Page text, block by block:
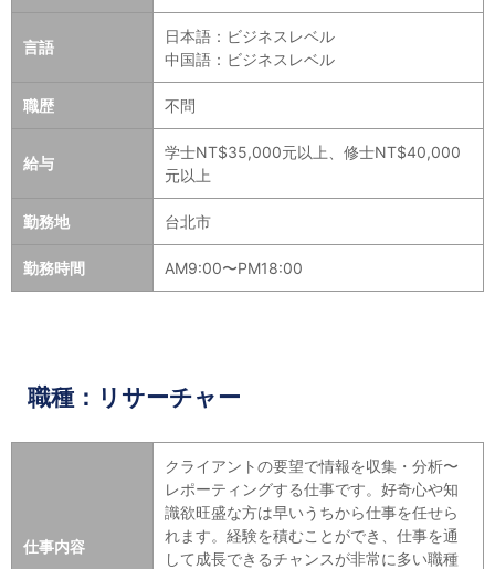
言語
日本語：ビジネスレベル
中国語：ビジネスレベル
職歴 不問
給与
学士NT$35,000元以上、修士NT$40,000
元以上
勤務地 台北市
勤務時間 AM9:00〜PM18:00
職種：リサーチャー
仕事内容
クライアントの要望で情報を収集・分析〜
レポーティングする仕事です。好奇心や知
識欲旺盛な方は早いうちから仕事を任せら
れます。経験を積むことができ、仕事を通
して成長できるチャンスが非常に多い職種